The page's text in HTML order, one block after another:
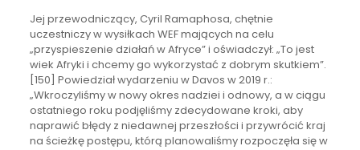
Jej przewodniczący, Cyril Ramaphosa, chętnie
uczestniczy w wysiłkach WEF mających na celu
„przyspieszenie działań w Afryce” i oświadczył: „To jest
wiek Afryki i chcemy go wykorzystać z dobrym skutkiem”.
[150] Powiedział wydarzeniu w Davos w 2019 r.:
„Wkroczyliśmy w nowy okres nadziei i odnowy, a w ciągu
ostatniego roku podjęliśmy zdecydowane kroki, aby
naprawić błędy z niedawnej przeszłości i przywrócić kraj
na ścieżkę postępu, którą planowaliśmy rozpoczęła się w